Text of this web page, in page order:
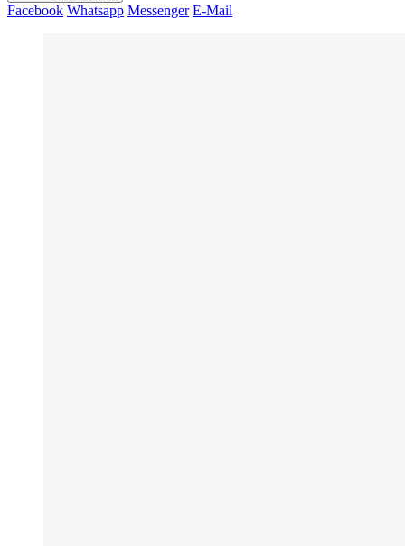
Facebook Whatsapp Messenger E-Mail